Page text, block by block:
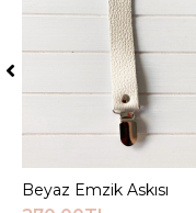
Sepete Ekle
Beyaz Emzik Askısı